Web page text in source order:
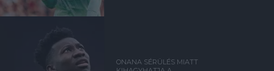
ONANA SÉRÜLÉS MIATT